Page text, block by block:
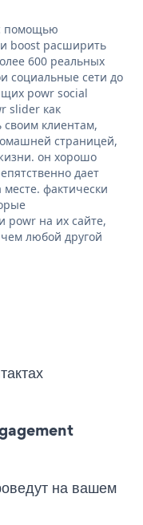
помощью
boost расширить
600 реальных
социальные сети до
powr social
slider как
своим клиентам,
страницей,
он хорошо
дает
фактически
powr на их сайте,
любой другой
на вашем